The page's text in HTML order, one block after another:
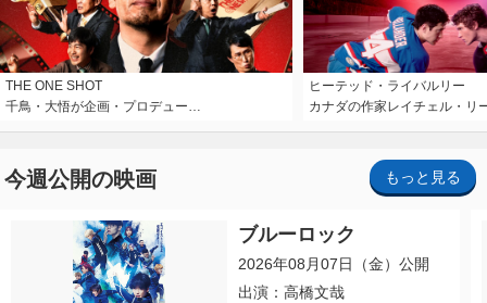
THE ONE SHOT
千鳥・大悟が企画・プロデュー…
ヒーテッド・ライバルリー
カナダの作家レイチェル・リ
今週公開の映画 もっと見る
ブルーロック
2026年08月07日（金）公開
出演：高橋文哉